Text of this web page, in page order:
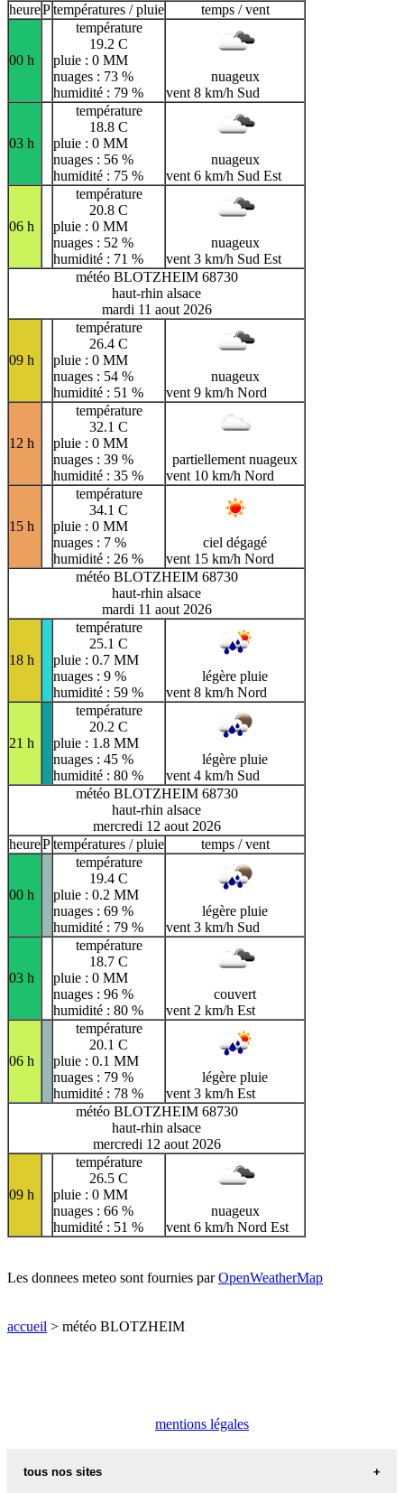
heurePtempératures / pluie temps / vent
00 h
température
19.2 C
pluie : 0 MM
nuages : 73 %
humidité : 79 %
nuageux
vent 8 km/h Sud
03 h
température
18.8 C
pluie : 0 MM
nuages : 56 %
humidité : 75 %
nuageux
vent 6 km/h Sud Est
06 h
température
20.8 C
pluie : 0 MM
nuages : 52 %
humidité : 71 %
nuageux
vent 3 km/h Sud Est
météo BLOTZHEIM 68730
haut-rhin alsace
mardi 11 aout 2026
09 h
température
26.4 C
pluie : 0 MM
nuages : 54 %
humidité : 51 %
nuageux
vent 9 km/h Nord
12 h
température
32.1 C
pluie : 0 MM
nuages : 39 %
humidité : 35 %
partiellement nuageux
vent 10 km/h Nord
15 h
température
34.1 C
pluie : 0 MM
nuages : 7 %
humidité : 26 %
ciel dégagé
vent 15 km/h Nord
météo BLOTZHEIM 68730
haut-rhin alsace
mardi 11 aout 2026
18 h
température
25.1 C
pluie : 0.7 MM
nuages : 9 %
humidité : 59 %
légère pluie
vent 8 km/h Nord
21 h
température
20.2 C
pluie : 1.8 MM
nuages : 45 %
humidité : 80 %
légère pluie
vent 4 km/h Sud
météo BLOTZHEIM 68730
haut-rhin alsace
mercredi 12 aout 2026
heurePtempératures / pluie temps / vent
00 h
température
19.4 C
pluie : 0.2 MM
nuages : 69 %
humidité : 79 %
légère pluie
vent 3 km/h Sud
03 h
température
18.7 C
pluie : 0 MM
nuages : 96 %
humidité : 80 %
couvert
vent 2 km/h Est
06 h
température
20.1 C
pluie : 0.1 MM
nuages : 79 %
humidité : 78 %
légère pluie
vent 3 km/h Est
météo BLOTZHEIM 68730
haut-rhin alsace
mercredi 12 aout 2026
09 h
température
26.5 C
pluie : 0 MM
nuages : 66 %
humidité : 51 %
nuageux
vent 6 km/h Nord Est
Les donnees meteo sont fournies parOpenWeatherMap
accueil > météo BLOTZHEIM
mentions légales
tous nos sites